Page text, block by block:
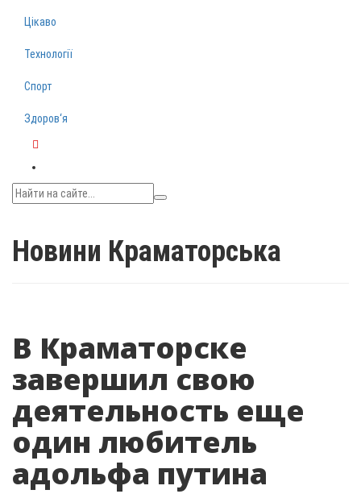
Цікаво
Технології
Спорт
Здоров‘я
Новини Краматорська
В Краматорске
завершил свою
деятельность еще
один любитель
адольфа путина